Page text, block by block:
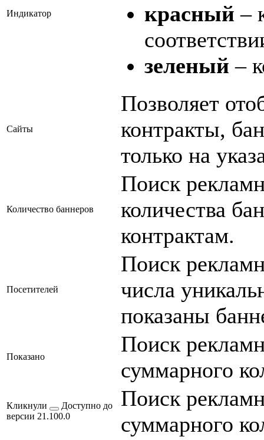
Индикатор
красный –
зеленый –
Сайты
Позволяет
контракты,
только на
Количество баннеров
Поиск
количества
контрактам.
Посетителей
Поиск
числа
показаны
Показано
Поиск
суммарного
Кликнули
Доступно до
версии 21.100.0
Поиск
суммарного